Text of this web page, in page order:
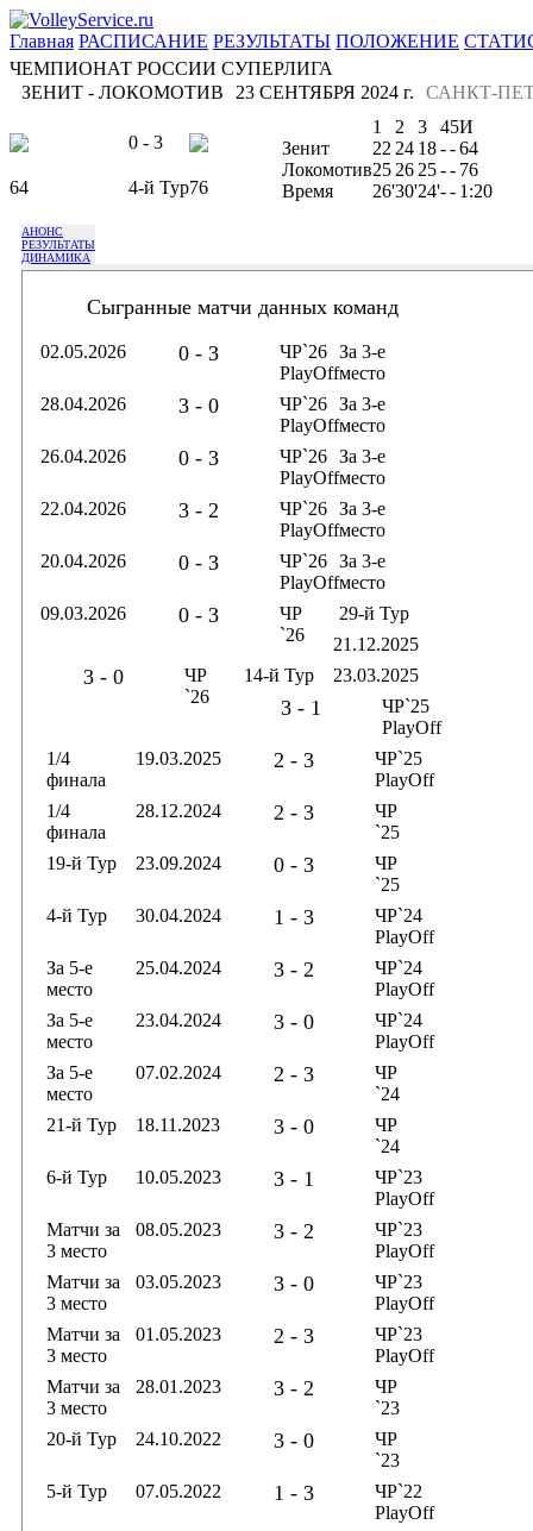
Главная РАСПИСАНИЕ РЕЗУЛЬТАТЫ ПОЛОЖЕНИЕ
ЧЕМПИОНАТ РОССИИ СУПЕРЛИГА
ЗЕНИТ - ЛОКОМОТИВ
САНКТ-
23 СЕНТЯБРЯ 2024 г.
0 - 3
64 4-й Тур76
1 2 3 45И
Зенит
22 24 18--64
Локомотив25 26 25-- 76
Время
26'30'24'-- 1:20
АНОНС
РЕЗУЛЬТАТЫ
ДИНАМИКА
Сыгранные матчи данных команд
02.05.2026 0 - 3
ЧР`26
PlayOff
За 3-е
место
28.04.2026
3 - 0
ЧР`26
PlayOff
За 3-е
место
26.04.2026
0 - 3
ЧР`26
PlayOff
За 3-е
место
22.04.2026
3 - 2
ЧР`26
PlayOff
За 3-е
место
20.04.2026
0 - 3
ЧР`26
PlayOff
За 3-е
место
09.03.2026
0 - 3
ЧР
`26
29-й Тур
21.12.2025
3 - 0
ЧР
`26
14-й Тур 23.03.2025
3 - 1
ЧР`25
PlayOff
1/4
финала
19.03.2025 2 - 3
ЧР`25
PlayOff
1/4
финала
28.12.2024 2 - 3
ЧР
`25
19-й Тур
23.09.2024 0 - 3
ЧР
`25
4-й Тур
30.04.2024 1 - 3
ЧР`24
PlayOff
За 5-е
место
25.04.2024 3 - 2
ЧР`24
PlayOff
За 5-е
место
23.04.2024 3 - 0
ЧР`24
PlayOff
За 5-е
место
07.02.2024 2 - 3
ЧР
`24
21-й Тур
18.11.2023 3 - 0
ЧР
`24
6-й Тур
10.05.2023 3 - 1
ЧР`23
PlayOff
Матчи за
3 место
08.05.2023 3 - 2
ЧР`23
PlayOff
Матчи за
3 место
03.05.2023 3 - 0
ЧР`23
PlayOff
Матчи за
3 место
01.05.2023 2 - 3
ЧР`23
PlayOff
Матчи за
3 место
28.01.2023 3 - 2
ЧР
`23
20-й Тур
24.10.2022 3 - 0
ЧР
`23
5-й Тур
07.05.2022 1 - 3
ЧР`22
PlayOff